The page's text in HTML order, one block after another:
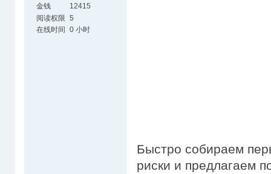
金钱
12415
阅读权限 5
在线时间 0 小时
Быстро собираем
риски и предлагаем